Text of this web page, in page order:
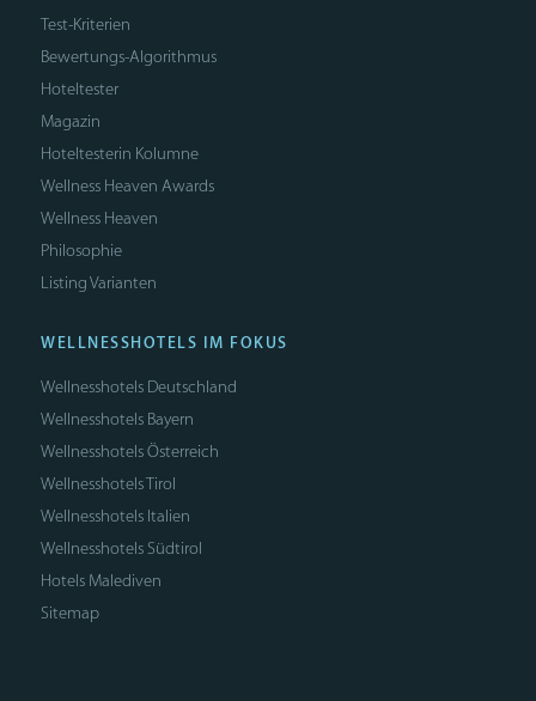
Test-Kriterien
Bewertungs-Algorithmus
Hoteltester
Magazin
Hoteltesterin Kolumne
Wellness Heaven Awards
Wellness Heaven
Philosophie
Listing Varianten
WELLNESSHOTELS IM FOKUS
Wellnesshotels Deutschland
Wellnesshotels Bayern
Wellnesshotels Österreich
Wellnesshotels Tirol
Wellnesshotels Italien
Wellnesshotels Südtirol
Hotels Malediven
Sitemap